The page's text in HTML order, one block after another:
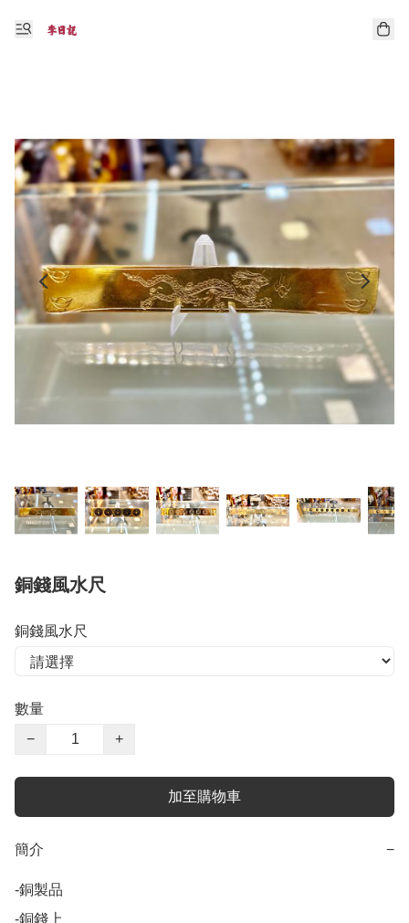
銅錢風水尺
銅錢風水尺
數量
−
+
加至購物車
簡介 −
-銅製品
-銅錢上